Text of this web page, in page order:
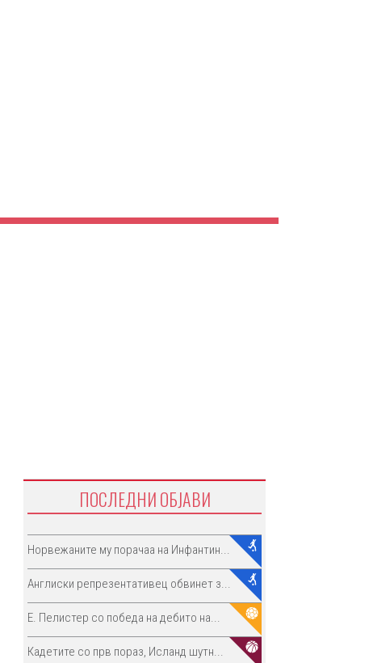
ПОСЛЕДНИ ОБЈАВИ
Норвежаните му порачаа на Инфантин...
Англиски репрезентативец обвинет з...
E. Пелистер со победа на дебито на...
Кадетите со прв пораз, Исланд шутн...